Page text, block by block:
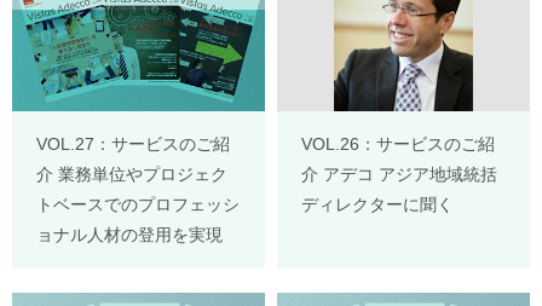
VOL.27：サービスのご紹
介 業務単位やプロジェク
トベースでのプロフェッシ
ョナル人材の登用を実現
VOL.26：サービスのご紹
介 アデコ アジア地域統括
ディレクターに聞く